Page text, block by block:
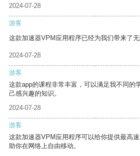
2024-07-28
游客
这款加速器VPM应用程序已经为我们带来了无
2024-07-28
游客
这款app的课程非常丰富，可以满足我不同的
己感兴趣的知识。
2024-07-28
游客
这款加速器VPM应用程序可以给你提供最高
助你在网络上自由移动。